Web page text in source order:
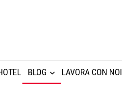
BLOG LAVORA CON NOI